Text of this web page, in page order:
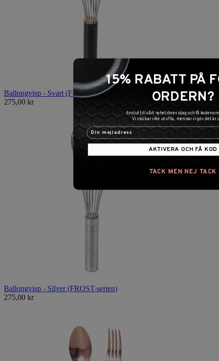
Ballongvisp - Svart (FROST-serien)
275,00 kr
Ballongvisp - Silver (FROST-serien)
275,00 kr
15% RABATT PÅ
ORDERN?
Anslut till vårt nyhetsbrev idag och få koden
Vi skickar inte ut ofta, men när vi gör det är
AKTIVERA OCH FÅ KOD
TACK MEN NEJ TACK